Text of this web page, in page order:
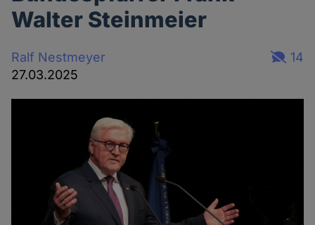
Walter Steinmeier
Ralf Nestmeyer
27.03.2025
14